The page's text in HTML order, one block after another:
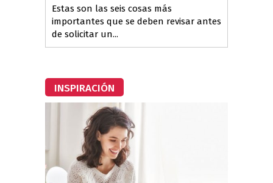
Estas son las seis cosas más
importantes que se deben revisar antes
de solicitar un...
INSPIRACIÓN